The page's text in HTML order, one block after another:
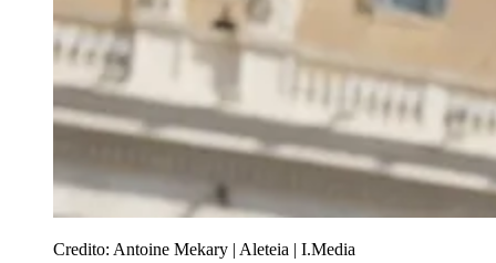
Credito: Antoine Mekary | Aleteia | I.Media